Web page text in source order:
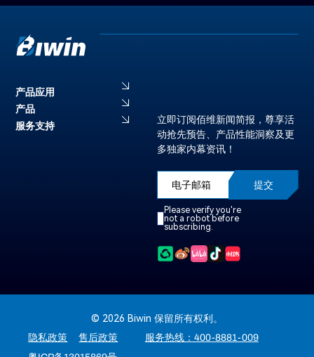
产品应用
产品
服务支持
立即订阅佰维新闻简报，尊享活
动抢先预告、产品性能洞察及更
多独家内幕资讯！
Please verify you're
not a robot before
subscribing.
提交
© 2026 Biwin 保留所有权利。
隐私政策 售后政策
服务热线：400-8881-009